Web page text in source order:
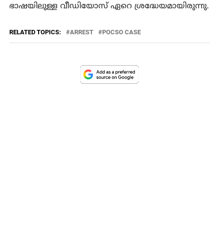
ഭാഷയിലുള്ള വീഡിയോസ് ഏറെ ശ്രദ്ധേയമായിരുന്നു.
RELATED TOPICS: ARREST POCSO CASE